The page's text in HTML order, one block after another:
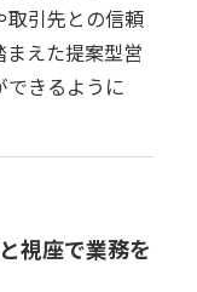
取引先との信頼
えた提案型営
できるように
視座で業務を